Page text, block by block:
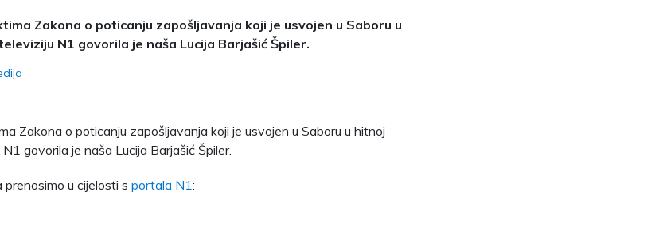
Zakona o poticanju zapošljavanja koji je usvojen u Saboru u
N1 govorila je naša Lucija Barjašić Špiler.
Zakona o poticanju zapošljavanja koji je usvojen u Saboru u hitnoj
govorila je naša Lucija Barjašić Špiler.
u cijelosti s portala N1: